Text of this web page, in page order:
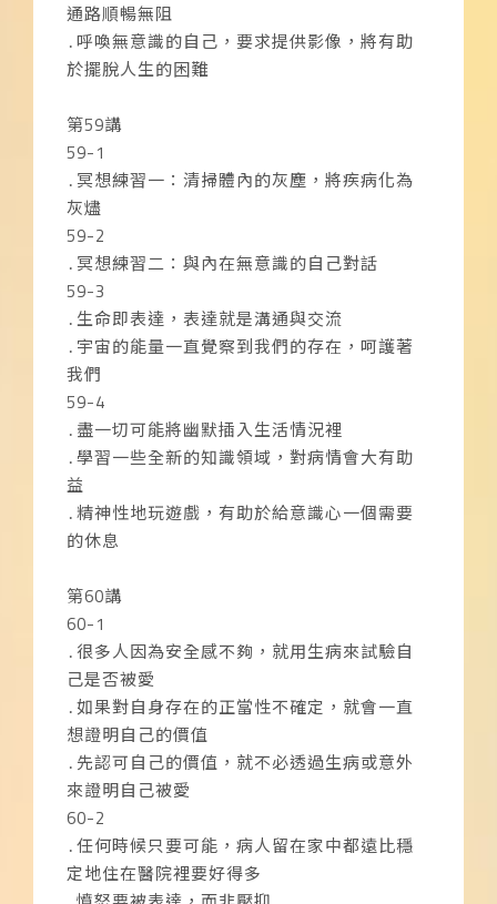
通路順暢無阻
․呼喚無意識的自己，要求提供影像，將有助
於擺脫人生的困難
第59講
59-1
․冥想練習一：清掃體內的灰塵，將疾病化為
灰燼
59-2
․冥想練習二：與內在無意識的自己對話
59-3
․生命即表達，表達就是溝通與交流
․宇宙的能量一直覺察到我們的存在，呵護著
我們
59-4
․盡一切可能將幽默插入生活情況裡
․學習一些全新的知識領域，對病情會大有助
益
․精神性地玩遊戲，有助於給意識心一個需要
的休息
第60講
60-1
․很多人因為安全感不夠，就用生病來試驗自
己是否被愛
․如果對自身存在的正當性不確定，就會一直
想證明自己的價值
․先認可自己的價值，就不必透過生病或意外
來證明自己被愛
60-2
․任何時候只要可能，病人留在家中都遠比穩
定地住在醫院裡要好得多